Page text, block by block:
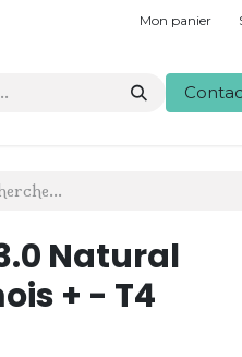
Mon panier
Natural
+ - T4